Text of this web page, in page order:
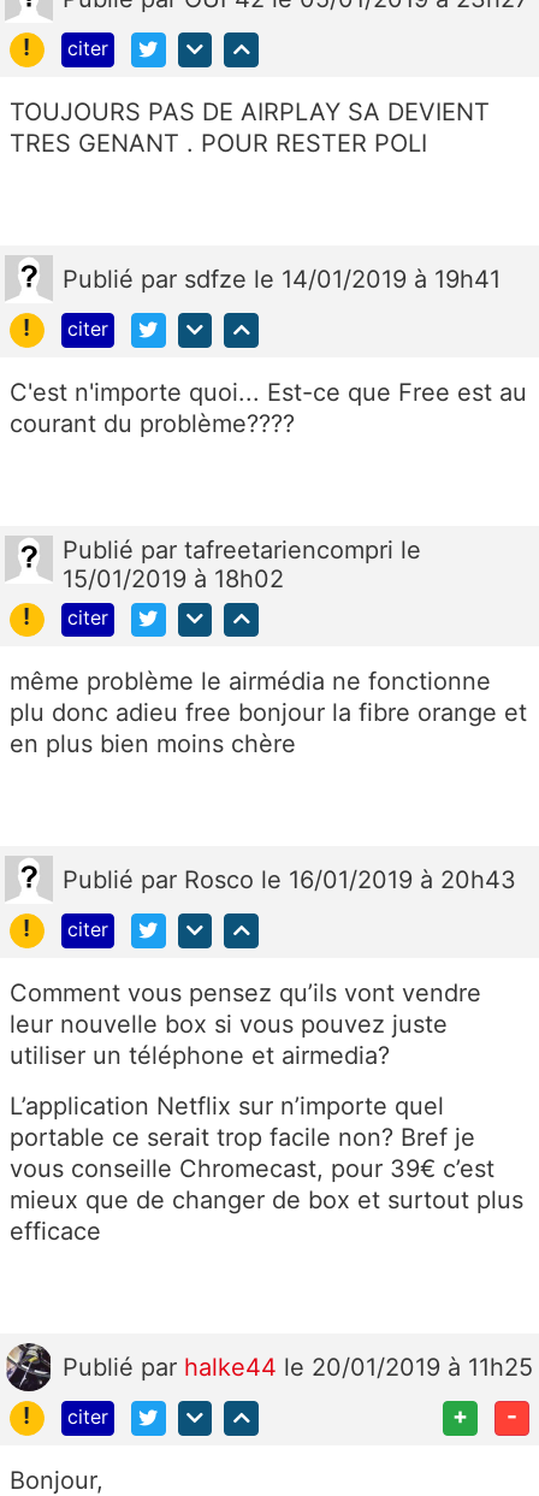
!
citer
TOUJOURS PAS DE AIRPLAY SA DEVIENT
TRES GENANT . POUR RESTER POLI
Publié par sdfze le 14/01/2019 à 19h41
!
citer
C'est n'importe quoi... Est-ce que Free est au
courant du problème????
Publié par tafreetariencompri le
15/01/2019 à 18h02
!
citer
même problème le airmédia ne fonctionne
plu donc adieu free bonjour la fibre orange et
en plus bien moins chère
Publié par Rosco le 16/01/2019 à 20h43
!
citer
Comment vous pensez qu’ils vont vendre
leur nouvelle box si vous pouvez juste
utiliser un téléphone et airmedia?
L’application Netflix sur n’importe quel
portable ce serait trop facile non? Bref je
vous conseille Chromecast, pour 39€ c’est
mieux que de changer de box et surtout plus
efficace
Publié par halke44 le 20/01/2019 à 11h25
!
citer + -
Bonjour,